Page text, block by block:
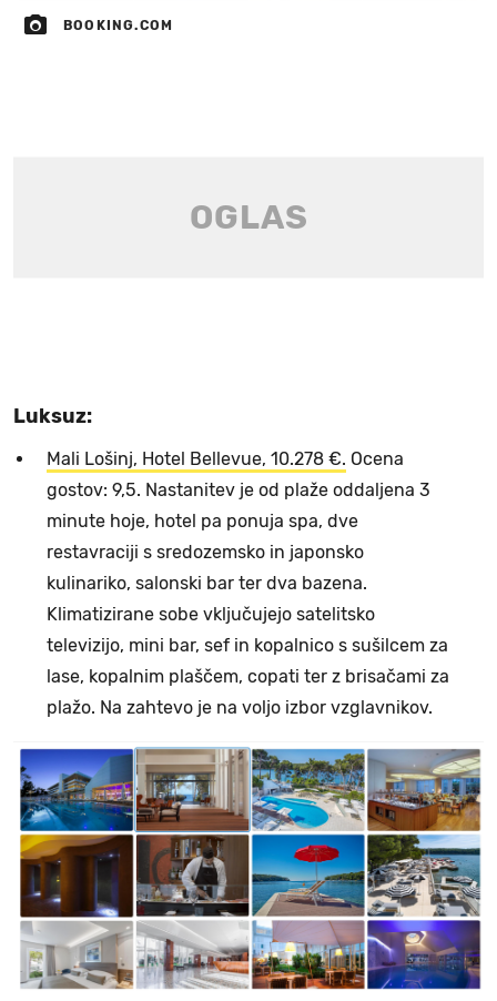
BOOKING.COM
Luksuz:
Mali Lošinj, Hotel Bellevue, 10.278 €. Ocena
gostov: 9,5. Nastanitev je od plaže oddaljena 3
minute hoje, hotel pa ponuja spa, dve
restavraciji s sredozemsko in japonsko
kulinariko, salonski bar ter dva bazena.
Klimatizirane sobe vključujejo satelitsko
televizijo, mini bar, sef in kopalnico s sušilcem za
lase, kopalnim plaščem, copati ter z brisačami za
plažo. Na zahtevo je na voljo izbor vzglavnikov.